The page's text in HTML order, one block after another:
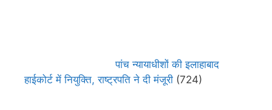
पांच न्यायाधीशों की इलाहाबाद
हाईकोर्ट में नियुक्ति, राष्ट्रपति ने दी मंजूरी (724)